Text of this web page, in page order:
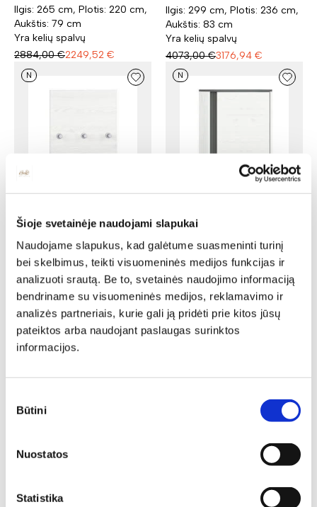
Šioje svetainėje naudojami slapukai
Naudojame slapukus, kad galėtume suasmeninti turinį
bei skelbimus, teikti visuomeninės medijos funkcijas ir
analizuoti srautą. Be to, svetainės naudojimo informaciją
bendriname su visuomeninės medijos, reklamavimo ir
analizės partneriais, kurie gali ją pridėti prie kitos jūsų
pateiktos arba naudojant paslaugas surinktos
informacijos.
pasirinkimas
Būtini
Nuostatos
Statistika
Ilgis: 265 cm, Plotis: 220 cm,
Aukštis: 79 cm
Yra kelių spalvų
2884,00 €2249,52 €
Ilgis: 299 cm, Plotis: 236 cm,
Aukštis: 83 cm
Yra kelių spalvų
4073,00 €3176,94 €
N
Drabužių kabykla HYGA 08
40,00 €34,00 €
N
Spinta HYGA 06